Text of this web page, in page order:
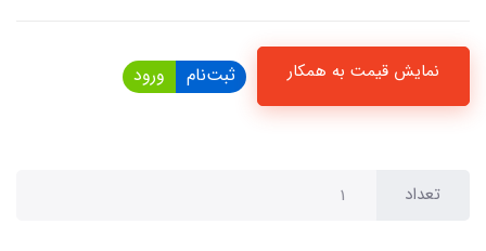
نمایش قیمت به همکار ثبت‌نام ورود
تعداد